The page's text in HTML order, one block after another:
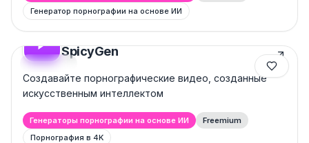
Генератор порнографии на основе ИИ
Featured
SpicyGen
Создавайте порнографические видео, созданные
искусственным интеллектом
Генераторы порнографии на основе ИИ
Freemium
Порнография в 4K